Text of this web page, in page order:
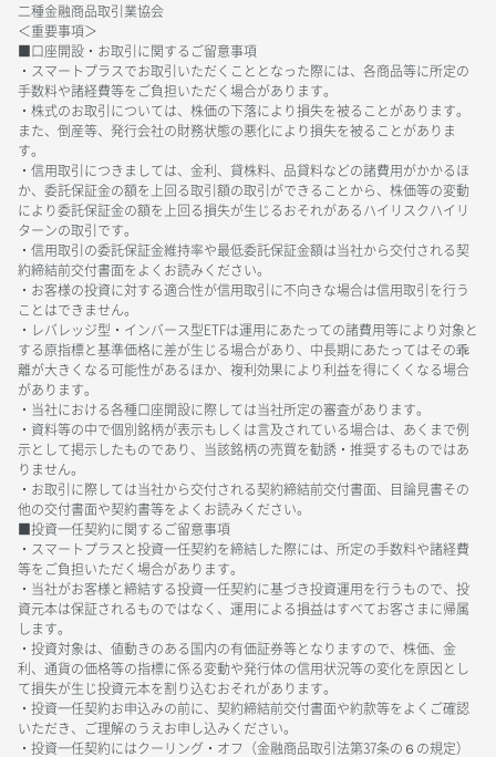
二種金融商品取引業協会
＜重要事項＞
■口座開設・お取引に関するご留意事項
・スマートプラスでお取引いただくこととなった際には、各商品等に所定の
手数料や諸経費等をご負担いただく場合があります。
・株式のお取引については、株価の下落により損失を被ることがあります。
また、倒産等、発行会社の財務状態の悪化により損失を被ることがありま
す。
・信用取引につきましては、金利、貸株料、品貸料などの諸費用がかかるほ
か、委託保証金の額を上回る取引額の取引ができることから、株価等の変動
により委託保証金の額を上回る損失が生じるおそれがあるハイリスクハイリ
ターンの取引です。
・信用取引の委託保証金維持率や最低委託保証金額は当社から交付される契
約締結前交付書面をよくお読みください。
・お客様の投資に対する適合性が信用取引に不向きな場合は信用取引を行う
ことはできません。
・レバレッジ型・インバース型ETFは運用にあたっての諸費用等により対象と
する原指標と基準価格に差が生じる場合があり、中長期にあたってはその乖
離が大きくなる可能性があるほか、複利効果により利益を得にくくなる場合
があります。
・当社における各種口座開設に際しては当社所定の審査があります。
・資料等の中で個別銘柄が表示もしくは言及されている場合は、あくまで例
示として掲示したものであり、当該銘柄の売買を勧誘・推奨するものではあ
りません。
・お取引に際しては当社から交付される契約締結前交付書面、目論見書その
他の交付書面や契約書等をよくお読みください。
■投資一任契約に関するご留意事項
・スマートプラスと投資一任契約を締結した際には、所定の手数料や諸経費
等をご負担いただく場合があります。
・当社がお客様と締結する投資一任契約に基づき投資運用を行うもので、投
資元本は保証されるものではなく、運用による損益はすべてお客さまに帰属
します。
・投資対象は、値動きのある国内の有価証券等となりますので、株価、金
利、通貨の価格等の指標に係る変動や発行体の信用状況等の変化を原因とし
て損失が生じ投資元本を割り込むおそれがあります。
・投資一任契約お申込みの前に、契約締結前交付書面や約款等をよくご確認
いただき、ご理解のうえお申し込みください。
・投資一任契約にはクーリング・オフ（金融商品取引法第37条の６の規定）